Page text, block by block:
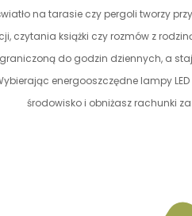
na tarasie czy pergoli tworzy
czytania książki czy rozmów z
do godzin dziennych, a
energooszczędne lampy
środowisko i obniżasz rachunki